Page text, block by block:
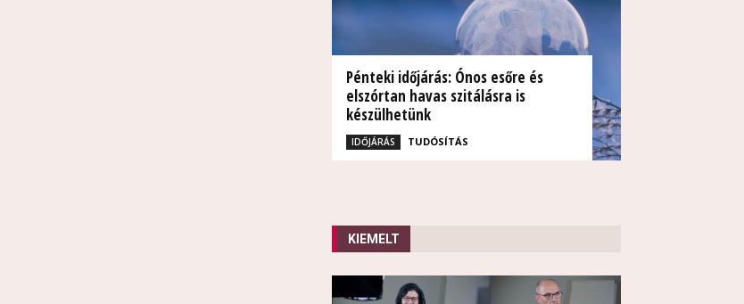
Pénteki időjárás: Ónos esőre és
elszórtan havas szitálásra is
készülhetünk
IDŐJÁRÁS TUDÓSÍTÁS
KIEMELT